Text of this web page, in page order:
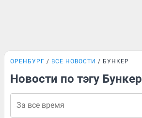
ОРЕНБУРГ ВСЕ НОВОСТИ БУНКЕР
Новости по тэгу Бункер